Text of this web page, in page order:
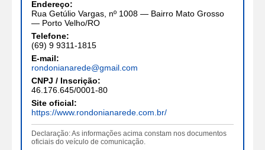
Endereço:
Rua Getúlio Vargas, nº 1008 — Bairro Mato Grosso
— Porto Velho/RO
Telefone:
(69) 9 9311-1815
E-mail:
rondonianarede@gmail.com
CNPJ / Inscrição:
46.176.645/0001-80
Site oficial:
https://www.rondonianarede.com.br/
Declaração: As informações acima constam nos documentos
oficiais do veículo de comunicação.